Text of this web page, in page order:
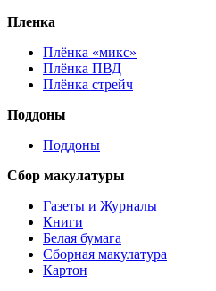
Пленка
Плёнка «микс»
Плёнка ПВД
Плёнка стрейч
Поддоны
Поддоны
Сбор макулатуры
Газеты и Журналы
Книги
Белая бумага
Сборная макулатура
Картон